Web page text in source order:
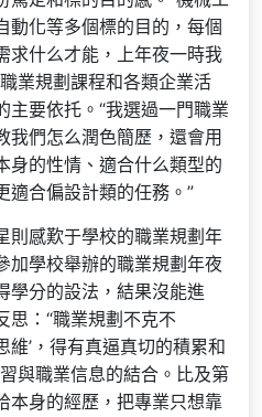
動化等多個標的目的，每個
求什么才能，上年夜一時我
業規劃課程和各類企業活
主要依托。“我選過一門職業
我們怎么潤色簡歷，還會用
身的性情、適合什么類型的
適合偏設計類的任務。”
則感歎于學校的職業規劃年
加學校舉辦的職業規劃年夜
學分的設法，結果沒能進
思：“職業規劃不克不
維’，得有真逼真切的積累和
與職業信息的結合。比及第
本身的經歷，把專業只想靠